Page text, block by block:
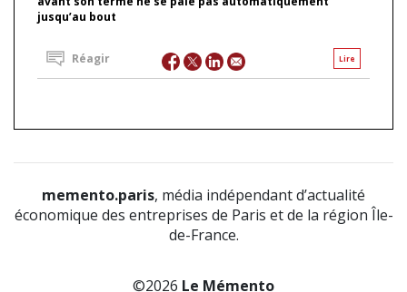
jusqu’au bout
Lire
Réagir
memento.paris, média indépendant d’actualité
économique des entreprises de Paris et de la région Île-
de-France.
©2026 Le Mémento